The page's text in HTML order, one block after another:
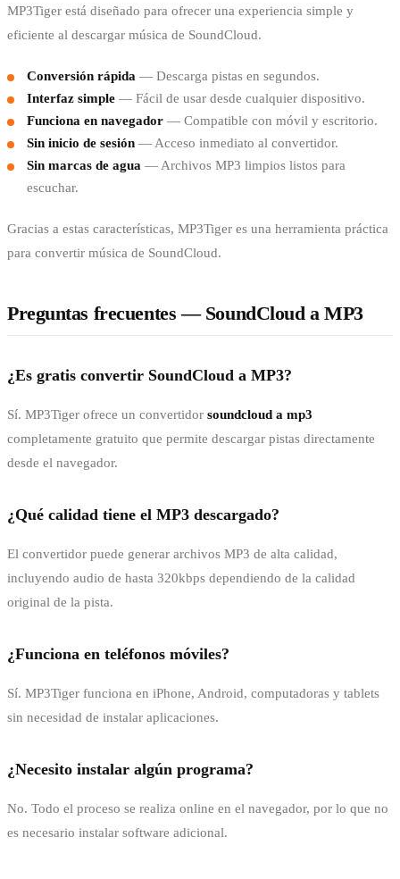
MP3Tiger está diseñado para ofrecer una experiencia simple y
eficiente al descargar música de SoundCloud.
Conversión rápida — Descarga pistas en segundos.
Interfaz simple — Fácil de usar desde cualquier dispositivo.
Funciona en navegador — Compatible con móvil y escritorio.
Sin inicio de sesión — Acceso inmediato al convertidor.
Sin marcas de agua — Archivos MP3 limpios listos para
escuchar.
Gracias a estas características, MP3Tiger es una herramienta práctica
para convertir música de SoundCloud.
Preguntas frecuentes — SoundCloud a MP3
¿Es gratis convertir SoundCloud a MP3?
Sí. MP3Tiger ofrece un convertidor soundcloud a mp3
completamente gratuito que permite descargar pistas directamente
desde el navegador.
¿Qué calidad tiene el MP3 descargado?
El convertidor puede generar archivos MP3 de alta calidad,
incluyendo audio de hasta 320kbps dependiendo de la calidad
original de la pista.
¿Funciona en teléfonos móviles?
Sí. MP3Tiger funciona en iPhone, Android, computadoras y tablets
sin necesidad de instalar aplicaciones.
¿Necesito instalar algún programa?
No. Todo el proceso se realiza online en el navegador, por lo que no
es necesario instalar software adicional.